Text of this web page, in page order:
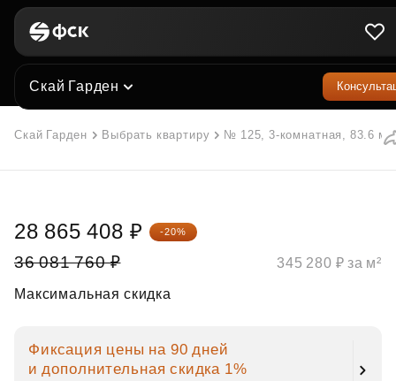
Скай Гарден
Скай Гарден Выбрать квартиру № 125, 3-комнатная, 83.6 м²
36 081 760 ₽
28 865 408 ₽ -20%
Максимальная скидка
Фиксация цены на 90 дней
и дополнительная скидка 1%
345 280 ₽ за м²